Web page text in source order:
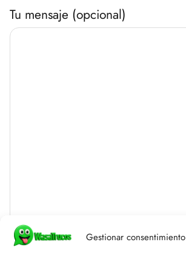
Gestionar consentimiento
Tu mensaje (opcional)